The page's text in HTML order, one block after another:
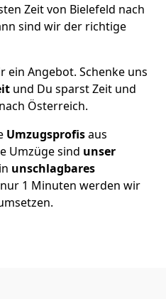
Zeit von Bielefeld nach
sind wir der richtige
ein Angebot. Schenke uns
und Du sparst Zeit und
Österreich.
Umzugsprofisaus
Umzüge sind unser
unschlagbares
1 Minuten werden wir